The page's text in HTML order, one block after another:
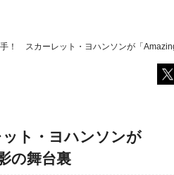
！ スカーレット・ヨハンソンが「
ト・ヨハンソンが
の舞台裏